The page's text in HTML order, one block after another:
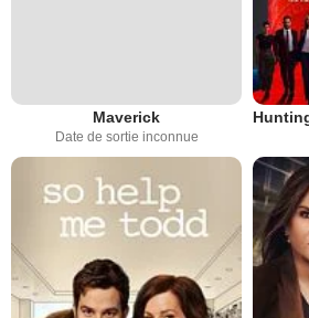
Maverick
Date de sortie inconnue